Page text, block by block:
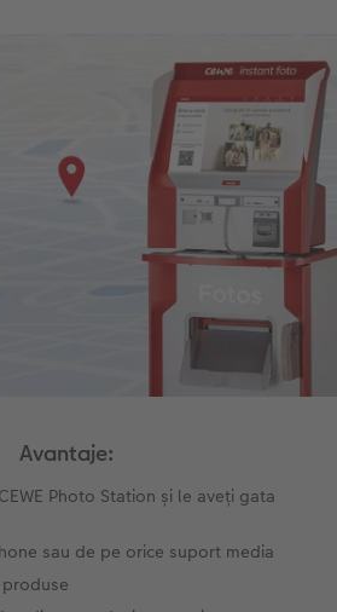
Avantaje:
Photo Station și le aveți gata
sau de pe orice suport media